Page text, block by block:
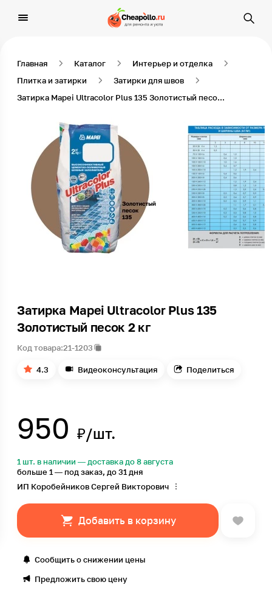
Главная Каталог
Интерьер и отделка
Плитка и затирки
Затирки для швов
Затирка Mapei Ultracolor Plus 135 Золотистый песок 2 кг
Затирка Mapei Ultracolor Plus 135
Золотистый песок 2 кг
Код товара:21-1203
4.3 Видеоконсультация Поделиться
950 ₽/шт.
1 шт. в наличии — доставка до 8 августа
больше 1 — под заказ, до 31 дня
ИП Коробейников Сергей Викторович
Добавить в корзину
Сообщить о снижении цены
Предложить свою цену